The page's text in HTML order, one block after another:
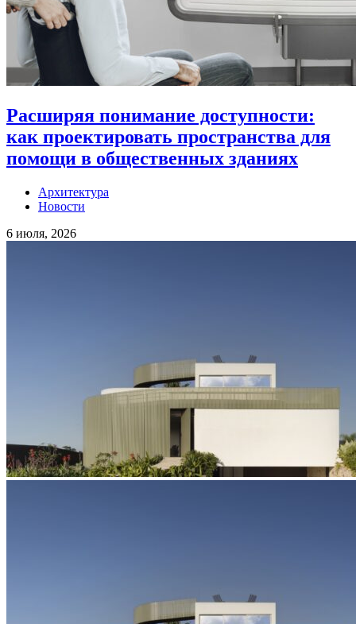
Расширяя понимание доступности:
как проектировать пространства для
помощи в общественных зданиях
Архитектура
Новости
6 июля, 2026